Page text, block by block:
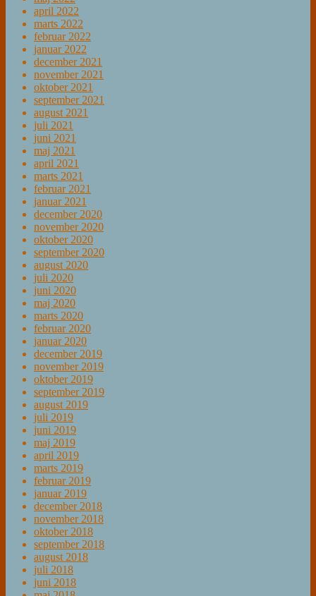
april 2022
marts 2022
februar 2022
januar 2022
december 2021
november 2021
oktober 2021
september 2021
august 2021
juli 2021
juni 2021
maj 2021
april 2021
marts 2021
februar 2021
januar 2021
december 2020
november 2020
oktober 2020
september 2020
august 2020
juli 2020
juni 2020
maj 2020
marts 2020
februar 2020
januar 2020
december 2019
november 2019
oktober 2019
september 2019
august 2019
juli 2019
juni 2019
maj 2019
april 2019
marts 2019
februar 2019
januar 2019
december 2018
november 2018
oktober 2018
september 2018
august 2018
juli 2018
juni 2018